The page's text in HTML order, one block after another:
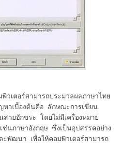
ตอร์สามารถประมวลผลภาษาไทย
าเบื้องต้นคือ ลักษณะการเขียน
สายอักขระ โดยไม่มีเครื่องหมาย
ช่นภาษาอังกฤษ ซึ่งเป็นอุปสรรคอย่าง
ะพัฒนา เพื่อให้คอมพิวเตอร์สามารถ